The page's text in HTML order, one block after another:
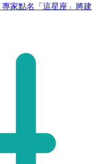
家點名「這星座」將建